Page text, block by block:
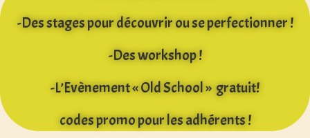
-Des stages pour découvrir ou se perfectionner !
-Des workshop !
-L’Evènement « Old School » gratuit!
codes promo pour les adhérents !